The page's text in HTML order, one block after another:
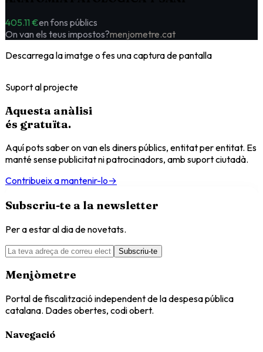
405.11 €en fons públics
On van els teus impostos?menjometre.cat
Descarrega la imatge o fes una captura de pantalla
Suport al projecte
Aquesta anàlisi
és gratuïta.
Aquí pots saber on van els diners públics, entitat per entitat. Es
manté sense publicitat ni patrocinadors, amb suport ciutadà.
Contribueix a mantenir-lo→
Subscriu-te a la newsletter
Per a estar al dia de novetats.
Subscriu-te
Menjòmetre
Portal de fiscalització independent de la despesa pública
catalana. Dades obertes, codi obert.
Navegació